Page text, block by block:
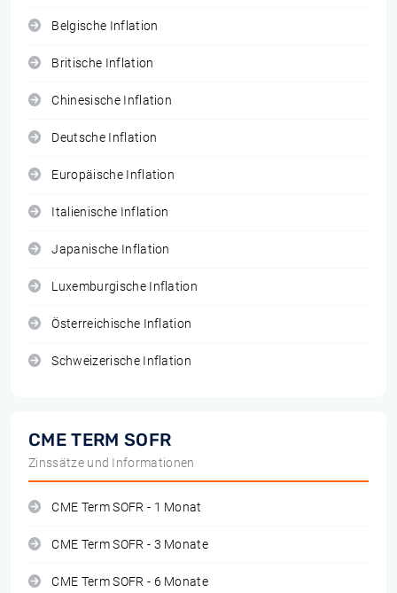
Belgische Inflation
Britische Inflation
Chinesische Inflation
Deutsche Inflation
Europäische Inflation
Italienische Inflation
Japanische Inflation
Luxemburgische Inflation
Österreichische Inflation
Schweizerische Inflation
CME TERM SOFR
Zinssätze und Informationen
CME Term SOFR - 1 Monat
CME Term SOFR - 3 Monate
CME Term SOFR - 6 Monate